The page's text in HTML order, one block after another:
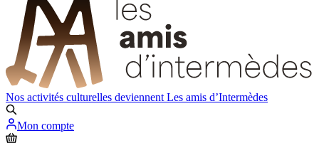
Nos activités culturelles deviennent Les amis d’Intermèdes
Mon compte